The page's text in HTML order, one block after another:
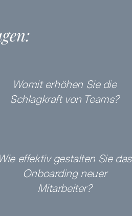
Womit erhöhen Sie die
Schlagkraft von Teams?
Wie effektiv gestalten Sie das
Onboarding neuer
Mitarbeiter?